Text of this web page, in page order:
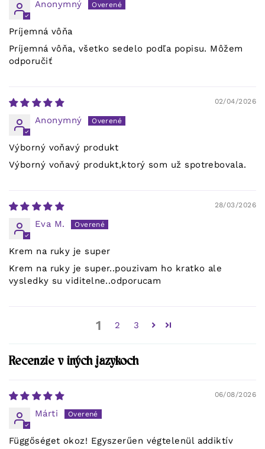
Anonymný
Príjemná vôňa
Príjemná vôňa, všetko sedelo podľa popisu. Môžem
odporučiť
02/04/2026
Anonymný
Výborný voňavý produkt
Výborný voňavý produkt,ktorý som už spotrebovala.
28/03/2026
Eva M.
Krem na ruky je super
Krem na ruky je super..pouzivam ho kratko ale
vysledky su viditelne..odporucam
1 2 3
Recenzie v iných jazykoch
06/08/2026
Márti
Függőséget okoz! Egyszerűen végtelenül addiktív